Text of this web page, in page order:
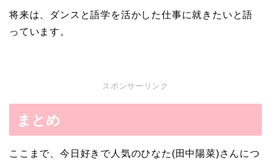
将来は、ダンスと語学を活かした仕事に就きたいと語
っています。
スポンサーリンク
まとめ
ここまで、今日好きで人気のひなた(田中陽菜)さんにつ